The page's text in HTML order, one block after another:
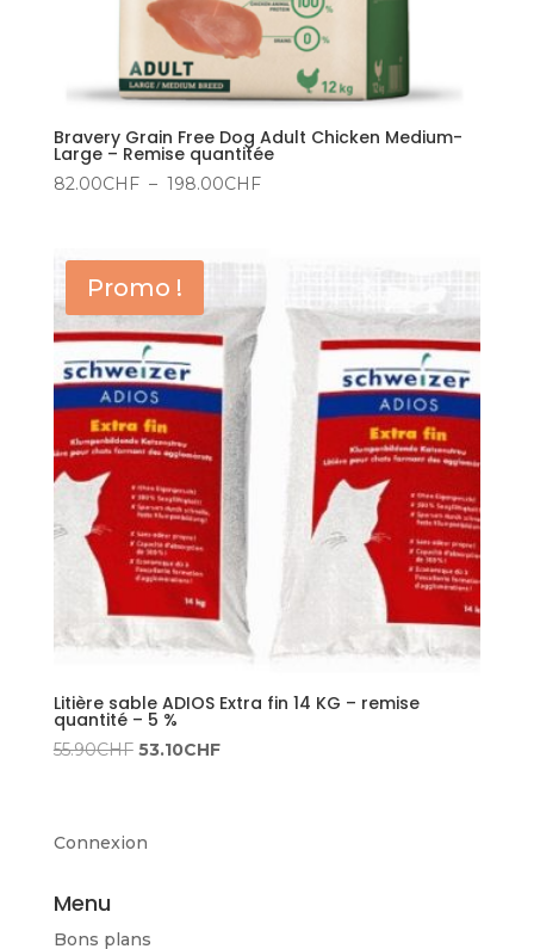
Bravery Grain Free Dog Adult Chicken Medium-
Large – Remise quantitée
82.00CHF – 198.00CHFPlage
198.00CHF
Promo !
Litière sable ADIOS Extra fin 14 KG – remise
quantité – 5 %
55.90CHF Le
53.10CHFLe
Connexion
Menu
Bons plans